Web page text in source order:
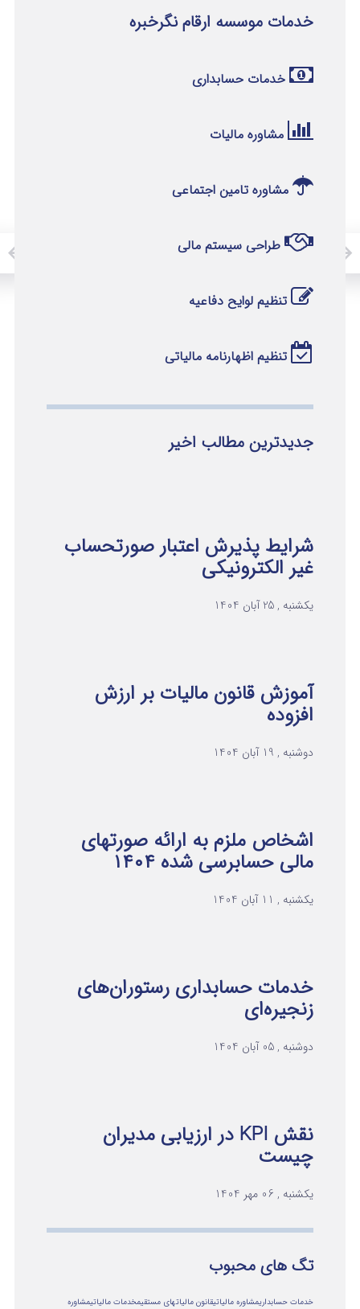
خدمات موسسه ارقام نگرخبره
خدمات حسابداری
مشاوره مالیات
مشاوره تامین اجتماعی
طراحی سیستم مالی
تنظیم لوایح دفاعیه
تنظیم اظهارنامه مالیاتی
جدیدترین مطالب اخیر
شرایط پذیرش اعتبار صورتحساب
غیر الکترونیکی
یکشنبه , 25 آبان 1404
آموزش قانون مالیات بر ارزش
افزوده
دوشنبه , 19 آبان 1404
اشخاص ملزم به ارائه صورتهای
مالی حسابرسی شده ۱۴۰۴
یکشنبه , 11 آبان 1404
خدمات حسابداری رستوران‌های
زنجیره‌ای
دوشنبه , 05 آبان 1404
نقش KPI در ارزیابی مدیران
چیست
یکشنبه , 06 مهر 1404
تگ های محبوب
خدمات حسابداریمشاوره مالیاتیقانون مالیاتهای مستقیمخدمات مالیاتیمشاوره